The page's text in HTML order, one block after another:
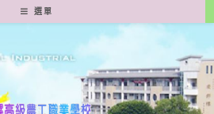
選單